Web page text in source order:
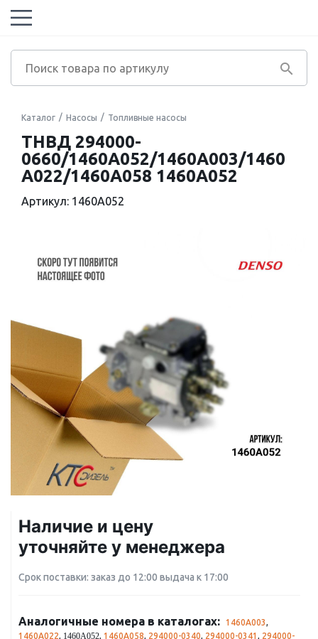
Каталог Насосы Топливные насосы
ТНВД 294000-
0660/1460A052/1460A003/1460
A022/1460A058 1460A052
Артикул: 1460A052
Наличие и цену
уточняйте у менеджера
Срок поставки: заказ до 12:00 выдача к 17:00
Аналогичные номера в каталогах: 1460A003,
1460A022, 1460A052, 1460A058, 294000-0340, 294000-0341 , 294000-